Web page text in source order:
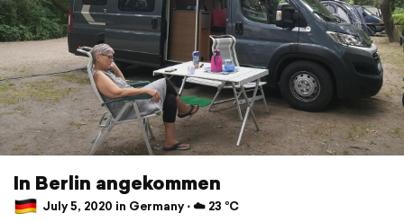
In Berlin angekommen
July 5, 2020 in Germany ⋅ ☁️ 23 °C